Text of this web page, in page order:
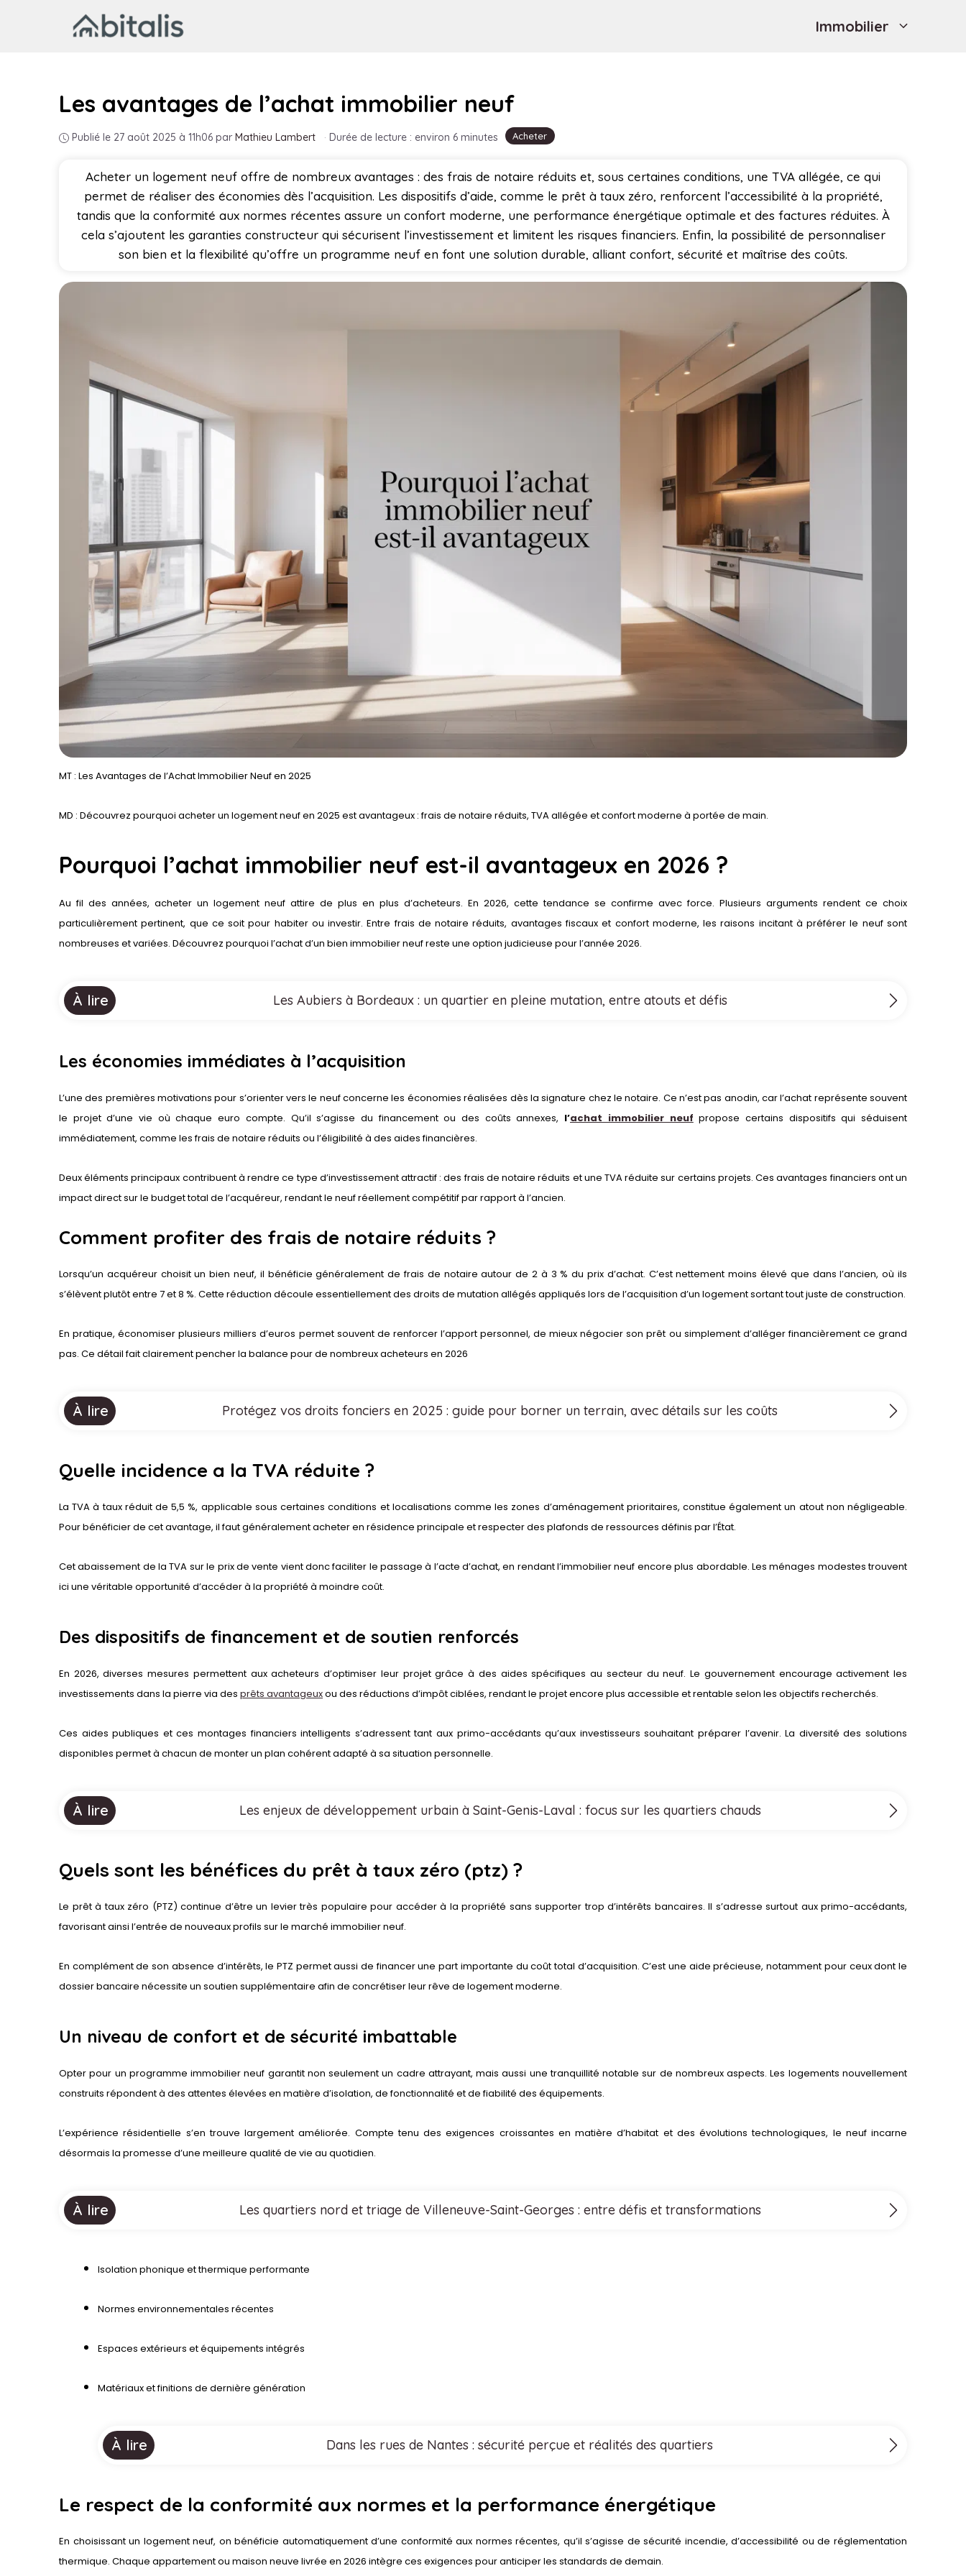
Immobilier
Acheter
Les avantages de l’achat immobilier neuf
Publié le 27 août 2025 à 11h06 par Mathieu Lambert · Durée de lecture : environ 6 minutes
Acheter un logement neuf offre de nombreux avantages : des frais de notaire réduits et, sous certaines conditions, une TVA allégée, ce qui
permet de réaliser des économies dès l’acquisition. Les dispositifs d’aide, comme le prêt à taux zéro, renforcent l’accessibilité à la propriété,
tandis que la conformité aux normes récentes assure un confort moderne, une performance énergétique optimale et des factures réduites. À
cela s’ajoutent les garanties constructeur qui sécurisent l’investissement et limitent les risques financiers. Enfin, la possibilité de personnaliser
son bien et la flexibilité qu’offre un programme neuf en font une solution durable, alliant confort, sécurité et maîtrise des coûts.
MT : Les Avantages de l’Achat Immobilier Neuf en 2025
MD : Découvrez pourquoi acheter un logement neuf en 2025 est avantageux : frais de notaire réduits, TVA allégée et confort moderne à portée de main.
Pourquoi l’achat immobilier neuf est-il avantageux en 2026 ?
Au fil des années, acheter un logement neuf attire de plus en plus d’acheteurs. En 2026, cette tendance se confirme avec force. Plusieurs arguments rendent ce choix
particulièrement pertinent, que ce soit pour habiter ou investir. Entre frais de notaire réduits, avantages fiscaux et confort moderne, les raisons incitant à préférer le neuf sont
nombreuses et variées. Découvrez pourquoi l’achat d’un bien immobilier neuf reste une option judicieuse pour l’année 2026.
À lire Les Aubiers à Bordeaux : un quartier en pleine mutation, entre atouts et défis
Les économies immédiates à l’acquisition
L’une des premières motivations pour s’orienter vers le neuf concerne les économies réalisées dès la signature chez le notaire. Ce n’est pas anodin, car l’achat représente souvent
le projet d’une vie où chaque euro compte. Qu’il s’agisse du financement ou des coûts annexes, l’achat immobilier neuf propose certains dispositifs qui séduisent
immédiatement, comme les frais de notaire réduits ou l’éligibilité à des aides financières.
Deux éléments principaux contribuent à rendre ce type d’investissement attractif : des frais de notaire réduits et une TVA réduite sur certains projets. Ces avantages financiers ont un
impact direct sur le budget total de l’acquéreur, rendant le neuf réellement compétitif par rapport à l’ancien.
Comment profiter des frais de notaire réduits ?
Lorsqu’un acquéreur choisit un bien neuf, il bénéficie généralement de frais de notaire autour de 2 à 3 % du prix d’achat. C’est nettement moins élevé que dans l’ancien, où ils
s’élèvent plutôt entre 7 et 8 %. Cette réduction découle essentiellement des droits de mutation allégés appliqués lors de l’acquisition d’un logement sortant tout juste de construction.
En pratique, économiser plusieurs milliers d’euros permet souvent de renforcer l’apport personnel, de mieux négocier son prêt ou simplement d’alléger financièrement ce grand
pas. Ce détail fait clairement pencher la balance pour de nombreux acheteurs en 2026
À lire Protégez vos droits fonciers en 2025 : guide pour borner un terrain, avec détails sur les coûts
Quelle incidence a la TVA réduite ?
La TVA à taux réduit de 5,5 %, applicable sous certaines conditions et localisations comme les zones d’aménagement prioritaires, constitue également un atout non négligeable.
Pour bénéficier de cet avantage, il faut généralement acheter en résidence principale et respecter des plafonds de ressources définis par l’État.
Cet abaissement de la TVA sur le prix de vente vient donc faciliter le passage à l’acte d’achat, en rendant l’immobilier neuf encore plus abordable. Les ménages modestes trouvent
ici une véritable opportunité d’accéder à la propriété à moindre coût.
Des dispositifs de financement et de soutien renforcés
En 2026, diverses mesures permettent aux acheteurs d’optimiser leur projet grâce à des aides spécifiques au secteur du neuf. Le gouvernement encourage activement les
investissements dans la pierre via des prêts avantageuxou des réductions d’impôt ciblées, rendant le projet encore plus accessible et rentable selon les objectifs recherchés.
Ces aides publiques et ces montages financiers intelligents s’adressent tant aux primo-accédants qu’aux investisseurs souhaitant préparer l’avenir. La diversité des solutions
disponibles permet à chacun de monter un plan cohérent adapté à sa situation personnelle.
À lire Les enjeux de développement urbain à Saint-Genis-Laval : focus sur les quartiers chauds
Quels sont les bénéfices du prêt à taux zéro (ptz) ?
Le prêt à taux zéro (PTZ) continue d’être un levier très populaire pour accéder à la propriété sans supporter trop d’intérêts bancaires. Il s’adresse surtout aux primo-accédants,
favorisant ainsi l’entrée de nouveaux profils sur le marché immobilier neuf.
En complément de son absence d’intérêts, le PTZ permet aussi de financer une part importante du coût total d’acquisition. C’est une aide précieuse, notamment pour ceux dont le
dossier bancaire nécessite un soutien supplémentaire afin de concrétiser leur rêve de logement moderne.
Un niveau de confort et de sécurité imbattable
Opter pour un programme immobilier neuf garantit non seulement un cadre attrayant, mais aussi une tranquillité notable sur de nombreux aspects. Les logements nouvellement
construits répondent à des attentes élevées en matière d’isolation, de fonctionnalité et de fiabilité des équipements.
L’expérience résidentielle s’en trouve largement améliorée. Compte tenu des exigences croissantes en matière d’habitat et des évolutions technologiques, le neuf incarne
désormais la promesse d’une meilleure qualité de vie au quotidien.
À lire Les quartiers nord et triage de Villeneuve-Saint-Georges : entre défis et transformations
Isolation phonique et thermique performante
Normes environnementales récentes
Espaces extérieurs et équipements intégrés
Matériaux et finitions de dernière génération
À lire Dans les rues de Nantes : sécurité perçue et réalités des quartiers
Le respect de la conformité aux normes et la performance énergétique
En choisissant un logement neuf, on bénéficie automatiquement d’une conformité aux normes récentes, qu’il s’agisse de sécurité incendie, d’accessibilité ou de réglementation
thermique. Chaque appartement ou maison neuve livrée en 2026 intègre ces exigences pour anticiper les standards de demain.